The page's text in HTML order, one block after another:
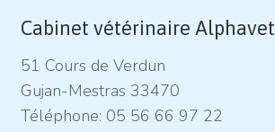
Cabinet vétérinaire Alphavet
51 Cours de Verdun
Gujan-Mestras 33470
Téléphone: 05 56 66 97 22